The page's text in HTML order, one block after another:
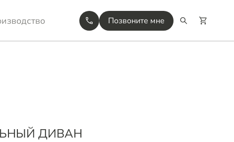
Позвоните мне
ДИВАН